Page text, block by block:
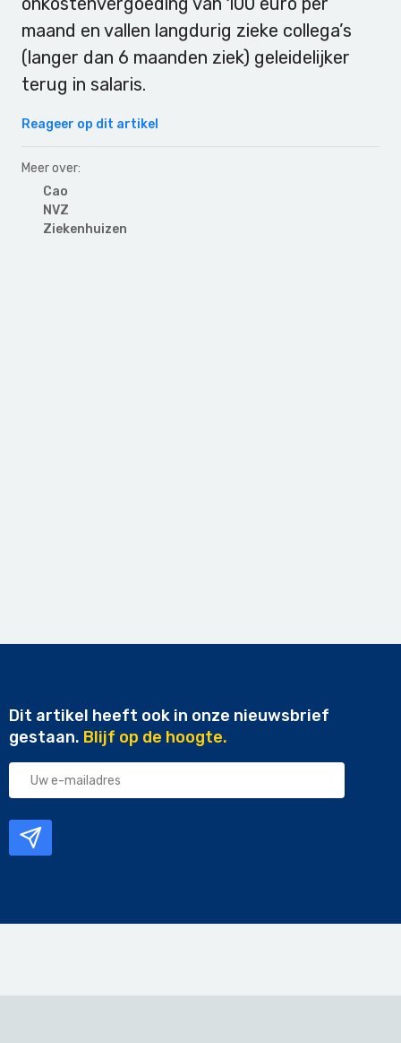
maand en vallen langdurig zieke collega’s
(langer dan 6 maanden ziek) geleidelijker
terug in salaris.
Reageer op dit artikel
Meer over:
Cao
NVZ
Ziekenhuizen
Dit artikel heeft ook in onze nieuwsbrief
gestaan. Blijf op de hoogte.
Uw